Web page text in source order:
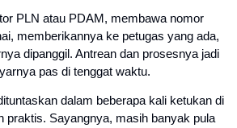
PLN atau PDAM, membawa nomor
memberikannya ke petugas yang ada,
dipanggil. Antrean dan prosesnya jadi
pas di tenggat waktu.
dalam beberapa kali ketukan di
praktis. Sayangnya, masih banyak pula